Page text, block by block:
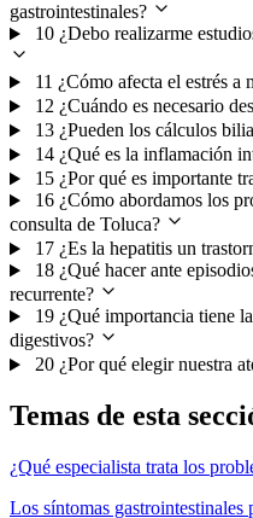
gastrointestinales?
10 ¿Debo realizarme
11 ¿Cómo afecta el estrés a
12 ¿Cuándo es necesario
13 ¿Pueden los cálculos
14 ¿Qué es la inflamación
15 ¿Por qué es importante
16 ¿Cómo abordamos los
consulta de Toluca?
17 ¿Es la hepatitis un
18 ¿Qué hacer ante
recurrente?
19 ¿Qué importancia tiene
digestivos?
20 ¿Por qué elegir nuestra
Temas de esta
¿Qué especialista trata los
Los síntomas gastrointestinales